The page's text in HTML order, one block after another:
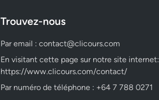
Trouvez-nous
Par email : contact@clicours.com
En visitant cette page sur notre site internet:
https://www.clicours.com/contact/
Par numéro de téléphone : +64 7 788 0271